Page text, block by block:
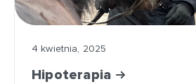
4 kwietnia, 2025
Hipoterapia